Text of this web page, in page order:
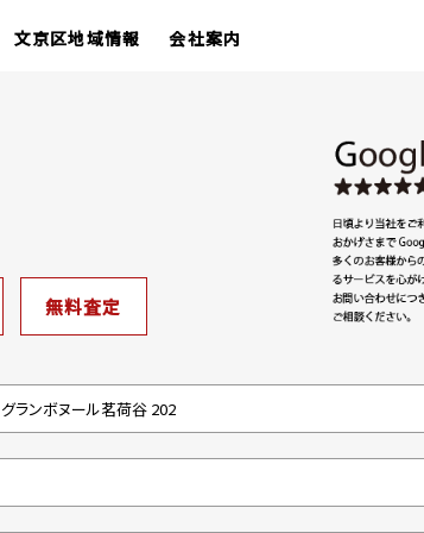
文京区地域情報 会社案内
無料査定